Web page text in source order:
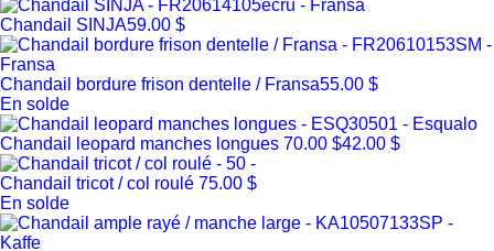
Chandail SINJA59.00 $
Chandail bordure frison dentelle / Fransa55.00 $
En solde
Chandail leopard manches longues 70.00 $42.00 $
Chandail tricot / col roulé 75.00 $
En solde